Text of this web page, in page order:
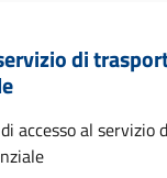
di
accesso al servizio